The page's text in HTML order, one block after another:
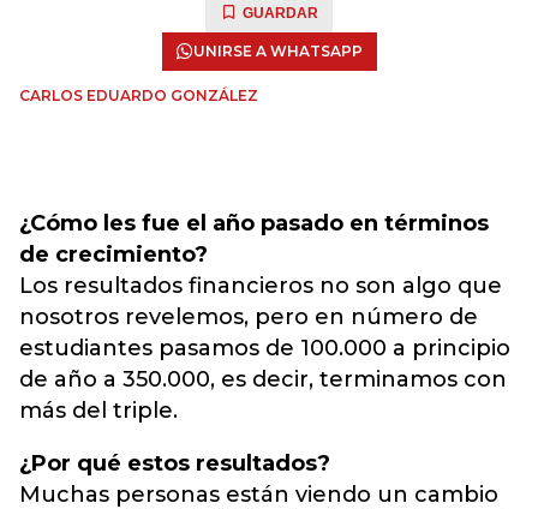
GUARDAR
UNIRSE A WHATSAPP
CARLOS EDUARDO GONZÁLEZ
¿Cómo les fue el año pasado en términos
de crecimiento?
Los resultados financieros no son algo que
nosotros revelemos, pero en número de
estudiantes pasamos de 100.000 a principio
de año a 350.000, es decir, terminamos con
más del triple.
¿Por qué estos resultados?
Muchas personas están viendo un cambio